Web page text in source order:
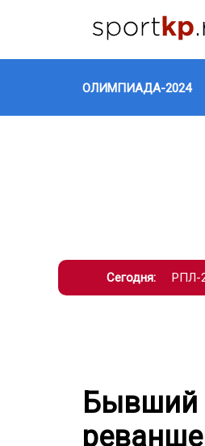
ОЛИМПИАДА-2024
Сегодня: РПЛ-
Бывший